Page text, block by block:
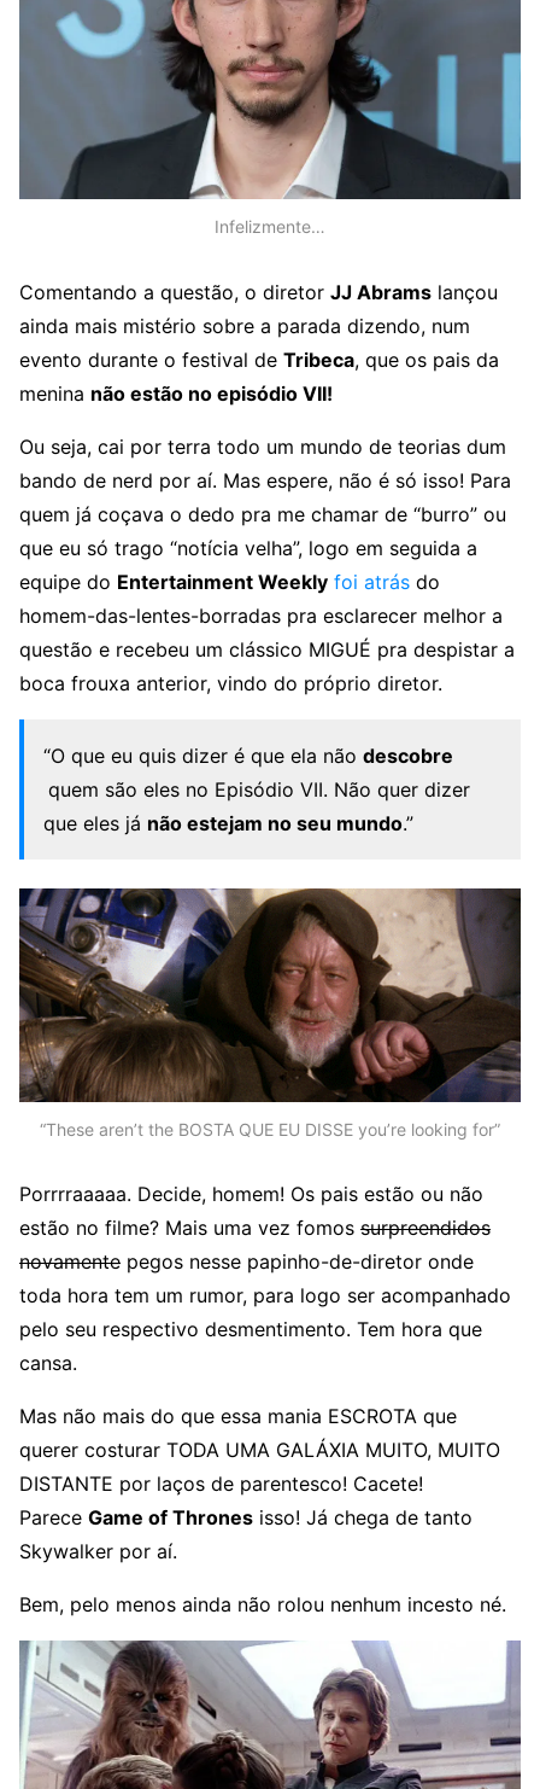
Infelizmente…
Comentando a questão, o diretor JJ Abrams lançou
ainda mais mistério sobre a parada dizendo, num
evento durante o festival de Tribeca, que os pais da
menina não estão no episódio VII!
Ou seja, cai por terra todo um mundo de teorias dum
bando de nerd por aí. Mas espere, não é só isso! Para
quem já coçava o dedo pra me chamar de “burro” ou
que eu só trago “notícia velha”, logo em seguida a
equipe do Entertainment Weekly foi atrás do
homem-das-lentes-borradas pra esclarecer melhor a
questão e recebeu um clássico MIGUÉ pra despistar a
boca frouxa anterior, vindo do próprio diretor.
“O que eu quis dizer é que ela não descobre
quem são eles no Episódio VII. Não quer dizer
que eles já não estejam no seu mundo.”
“These aren’t the BOSTA QUE EU DISSE you’re looking for”
Porrrraaaaa. Decide, homem! Os pais estão ou não
estão no filme? Mais uma vez fomos surpreendidos
novamente pegos nesse papinho-de-diretor onde
toda hora tem um rumor, para logo ser acompanhado
pelo seu respectivo desmentimento. Tem hora que
cansa.
Mas não mais do que essa mania ESCROTA que
querer costurar TODA UMA GALÁXIA MUITO, MUITO
DISTANTE por laços de parentesco! Cacete!
Parece Game of Thrones isso! Já chega de tanto
Skywalker por aí.
Bem, pelo menos ainda não rolou nenhum incesto né.